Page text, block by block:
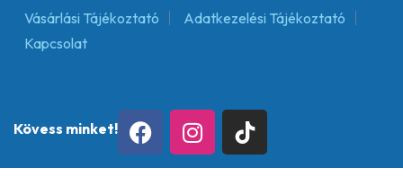
Vásárlási Tájékoztató
Adatkezelési Tájékoztató
Kapcsolat
Kövess minket!